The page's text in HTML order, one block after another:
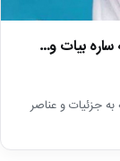
ساره بیات و…
جزئیات و عناصر